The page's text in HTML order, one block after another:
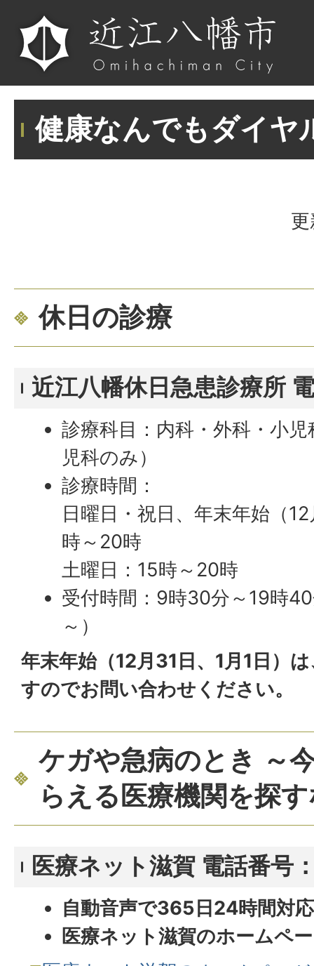
健康なんでもダイヤ
休日の診療
近江八幡休日急患診療所
診療科目：内科・外科・小
児科のみ）
診療時間：
日曜日・祝日、年末年始（
時～20時
土曜日：15時～20時
受付時間：9時30分～19時
～）
年末年始（12月31日、1月1日）
すのでお問い合わせください。
ケガや急病のとき ～
らえる医療機関を探
医療ネット滋賀 電話番号
自動音声で365日24時間対応
医療ネット滋賀のホームペ